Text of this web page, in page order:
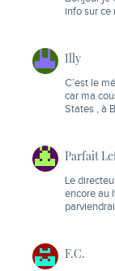
info sur ce
Illy
C’est le
car ma
States , à
Parfait
Le
encore au
F.C.